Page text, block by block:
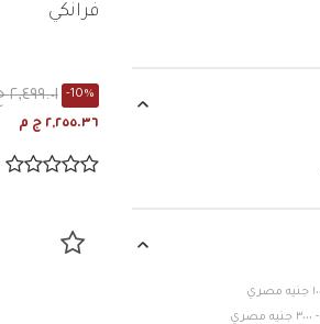
فرانكي
٢,٤٩٩.٠١ ج م -10%
٢,٢٥٥.٣٦ ج م